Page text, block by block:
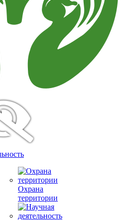
Охрана
территории